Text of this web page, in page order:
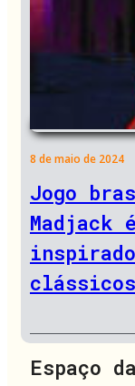
8 de maio de 2024
Jogo
Madjack
clássicos
Espaço